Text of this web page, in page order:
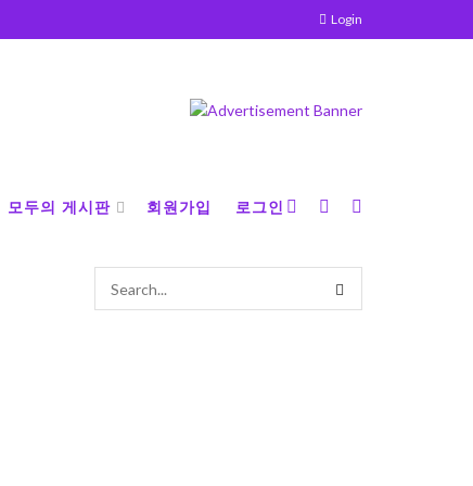
Login
모두의 게시판 회원가입 로그인